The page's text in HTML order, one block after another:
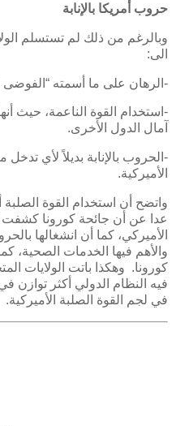
حروب أمريكا بالإنابة
وبالرغم من ذلك لم تستسلم
الى:
-الرهان على ما أسمته “الفوضى
-استخدام القوة الناعمة، حيث
آمال الدول الأخرى.
-الحروب بالإنابة بديلاً لأي
الأميركية.
واتضح أن استخدام القوة الصلبة
عدا عن أن جائحة كورونا
الأميركي، كما أن انشغالها
والأهم فيها الخدمات الصحية،
كورونا. وهكذا باتت الولايات
فيه النظام الدولي أكثر توازن
في لجم القوة الصلبة الأميركية.